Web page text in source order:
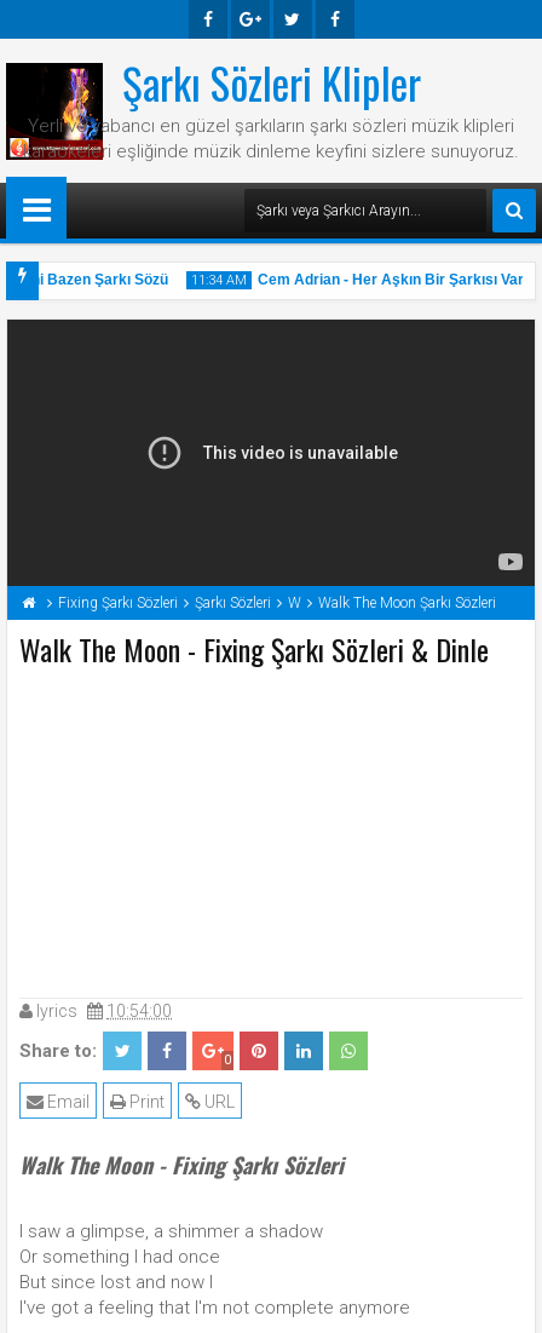
Ook E-
Plus
R Ook
Şarkı Sözleri Klipler
Yerli ve yabancı en güzel şarkıların şarkı sözleri müzik klipleri
karaokeleri eşliğinde müzik dinleme keyfini sizlere sunuyoruz.
Bazen Şarkı Sözü 11:34 AM
31 May
2025
Cem Adrian - Her Aşkın Bir Şarkısı Var
Fixing Şarkı Sözleri Şarkı Sözleri W Walk The Moon Şarkı Sözleri
Walk The Moon - Fixing Şarkı Sözleri & Dinle
lyrics 10:54:00
Share to: 0
URL
Print
Email
Walk The Moon - Fixing Şarkı Sözleri
I saw a glimpse, a shimmer a shadow
Or something I had once
But since lost and now I
I've got a feeling that I'm not complete anymore